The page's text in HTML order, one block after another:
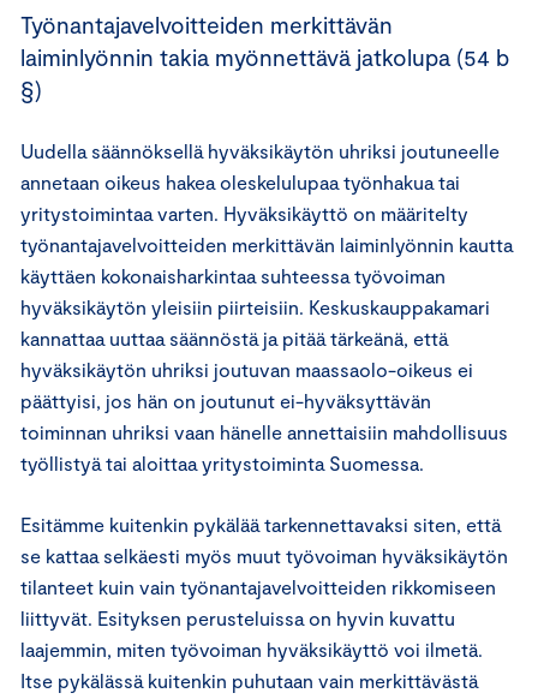
Työnantajavelvoitteiden merkittävän
laiminlyönnin takia myönnettävä jatkolupa (54 b
§)
Uudella säännöksellä hyväksikäytön uhriksi joutuneelle
annetaan oikeus hakea oleskelulupaa työnhakua tai
yritystoimintaa varten. Hyväksikäyttö on määritelty
työnantajavelvoitteiden merkittävän laiminlyönnin kautta
käyttäen kokonaisharkintaa suhteessa työvoiman
hyväksikäytön yleisiin piirteisiin. Keskuskauppakamari
kannattaa uuttaa säännöstä ja pitää tärkeänä, että
hyväksikäytön uhriksi joutuvan maassaolo-oikeus ei
päättyisi, jos hän on joutunut ei-hyväksyttävän
toiminnan uhriksi vaan hänelle annettaisiin mahdollisuus
työllistyä tai aloittaa yritystoiminta Suomessa.
Esitämme kuitenkin pykälää tarkennettavaksi siten, että
se kattaa selkäesti myös muut työvoiman hyväksikäytön
tilanteet kuin vain työnantajavelvoitteiden rikkomiseen
liittyvät. Esityksen perusteluissa on hyvin kuvattu
laajemmin, miten työvoiman hyväksikäyttö voi ilmetä.
Itse pykälässä kuitenkin puhutaan vain merkittävästä